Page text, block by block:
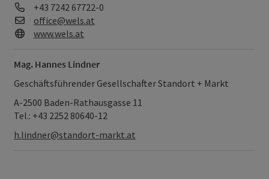
Telefon
+43 7242 67722-0
E-Mail
office@wels.at
Web
www.wels.at
Mag. Hannes Lindner
Geschäftsführender Gesellschafter Standort + Markt
A-2500 Baden-Rathausgasse 11
Tel.: +43 2252 80640-12
h.lindner@standort-markt.at